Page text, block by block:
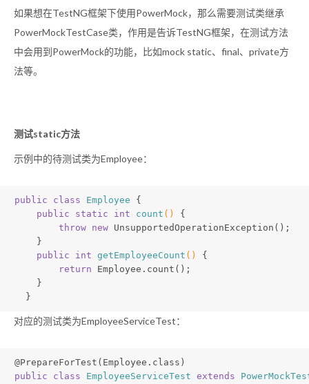
如果想在TestNG框架下使用PowerMock，那么需要测试类继承
PowerMockTestCase类，作用是告诉TestNG框架，在测试方法
中会用到PowerMock的功能，比如mock static、final、private方
法等。
测试static方法
示例中的待测试类为Employee：
public class Employee
{
public
static int count ()
{
throw new UnsupportedOperationException();
    }
public
int getEmployeeCount ()
{
return Employee.count();
    }
  }
对应的测试类为EmployeeServiceTest：
@PrepareForTest (Employee.class)
public
class EmployeeServiceTest extends